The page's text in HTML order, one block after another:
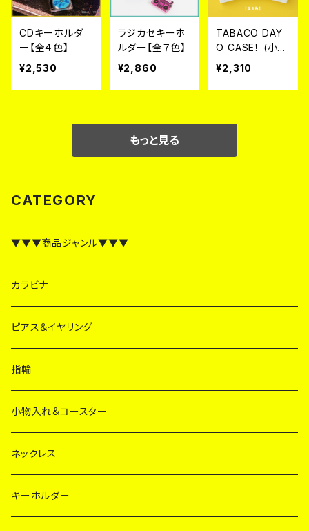
CDキーホルダ
ー【全４色】
¥2,530
ラジカセキーホ
ルダー【全７色】
¥2,860
TABACO DAY
O CASE！ (小物
入れ)【全３色】
¥2,310
もっと見る
CATEGORY
▼▼▼商品ジャンル▼▼▼
カラビナ
ピアス＆イヤリング
指輪
小物入れ＆コースター
ネックレス
キーホルダー